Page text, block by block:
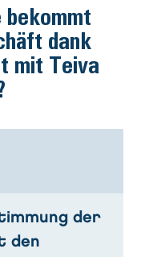
bekommt
dank
mit Teiva
der
den